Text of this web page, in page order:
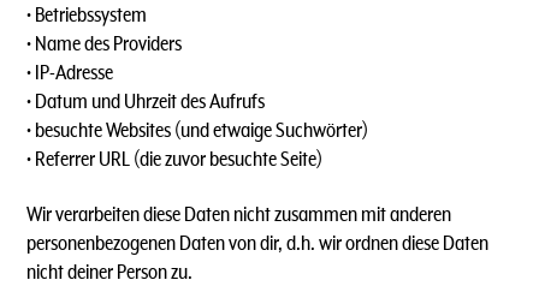
• Betriebssystem
• Name des Providers
• IP-Adresse
• Datum und Uhrzeit des Aufrufs
• besuchte Websites (und etwaige Suchwörter)
• Referrer URL (die zuvor besuchte Seite)
Wir verarbeiten diese Daten nicht zusammen mit anderen
personenbezogenen Daten von dir, d.h. wir ordnen diese Daten
nicht deiner Person zu.